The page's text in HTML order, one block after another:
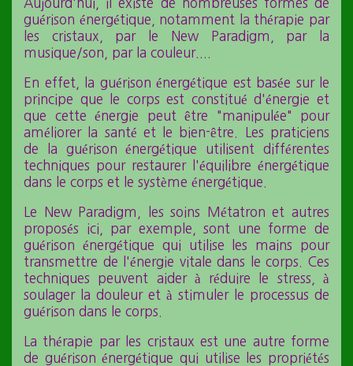
guérison énergétique, notamment la thérapie par
les cristaux, par le New Paradigm, par la
musique/son, par la couleur....
En effet, la guérison énergétique est basée sur le
principe que le corps est constitué d'énergie et
que cette énergie peut être "manipulée" pour
améliorer la santé et le bien-être. Les praticiens
de la guérison énergétique utilisent différentes
techniques pour restaurer l'équilibre énergétique
dans le corps et le système énergétique.
Le New Paradigm, les soins Métatron et autres
proposés ici, par exemple, sont une forme de
guérison énergétique qui utilise les mains pour
transmettre de l'énergie vitale dans le corps. Ces
techniques peuvent aider à réduire le stress, à
soulager la douleur et à stimuler le processus de
guérison dans le corps.
La thérapie par les cristaux est une autre forme
de guérison énergétique qui utilise les propriétés